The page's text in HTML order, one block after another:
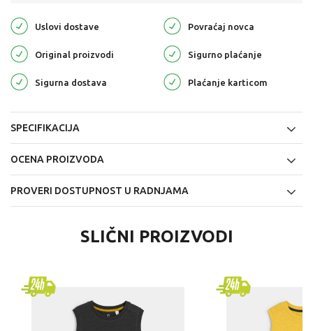
Uslovi dostave Povraćaj novca
Original proizvodi Sigurno plaćanje
Sigurna dostava Plaćanje karticom
SPECIFIKACIJA
OCENA PROIZVODA
PROVERI DOSTUPNOST U RADNJAMA
SLIČNI PROIZVODI